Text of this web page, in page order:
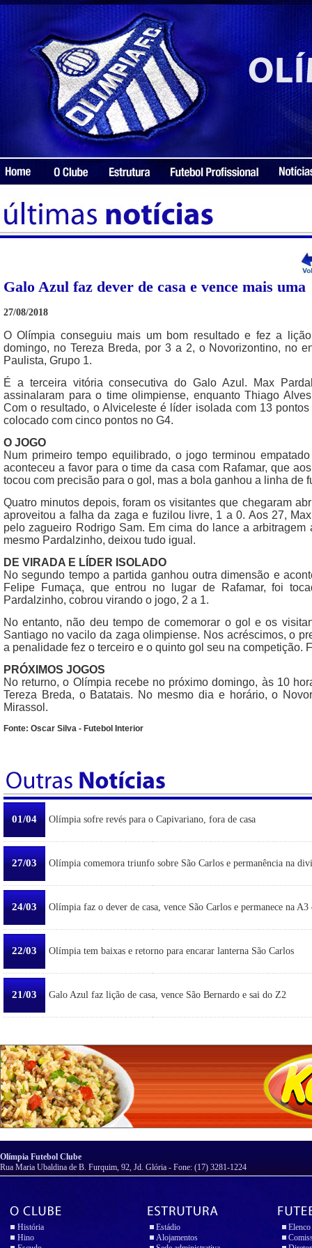
Galo Azul faz dever de casa e vence mais uma
27/08/2018
O Olímpia conseguiu mais um bom resultado e fez a
domingo, no Tereza Breda, por 3 a 2, o Novorizontino, no
Paulista, Grupo 1.
É a terceira vitória consecutiva do Galo Azul. Max
assinalaram para o time olimpiense, enquanto Thiago
Com o resultado, o Alviceleste é líder isolada com 13
colocado com cinco pontos no G4.
O JOGO
Num primeiro tempo equilibrado, o jogo terminou
aconteceu a favor para o time da casa com Rafamar, que
tocou com precisão para o gol, mas a bola ganhou a linha de
Quatro minutos depois, foram os visitantes que chegaram
aproveitou a falha da zaga e fuzilou livre, 1 a 0. Aos 27,
pelo zagueiro Rodrigo Sam. Em cima do lance a
mesmo Pardalzinho, deixou tudo igual.
DE VIRADA E LÍDER ISOLADO
No segundo tempo a partida ganhou outra dimensão e
Felipe Fumaça, que entrou no lugar de Rafamar, foi
Pardalzinho, cobrou virando o jogo, 2 a 1.
No entanto, não deu tempo de comemorar o gol e os
Santiago no vacilo da zaga olimpiense. Nos acréscimos, o
a penalidade fez o terceiro e o quinto gol seu na competição.
PRÓXIMOS JOGOS
No returno, o Olímpia recebe no próximo domingo, às 10
Tereza Breda, o Batatais. No mesmo dia e horário, o
Mirassol.
Fonte: Oscar Silva - Futebol Interior
01/04 Olímpia sofre revés para o Capivariano, fora de casa
27/03 Olímpia comemora triunfo sobre São Carlos e permanência na
24/03 Olímpia faz o dever de casa, vence São Carlos e permanece na A3
22/03 Olímpia tem baixas e retorno para encarar lanterna São Carlos
21/03 Galo Azul faz lição de casa, vence São Bernardo e sai do Z2
Olímpia Futebol Clube
Rua Maria Ubaldina de B. Furquim, 92, Jd. Glória - Fone: (17) 3281-1224
História
Hino
Estádio
Alojamentos
Elenco